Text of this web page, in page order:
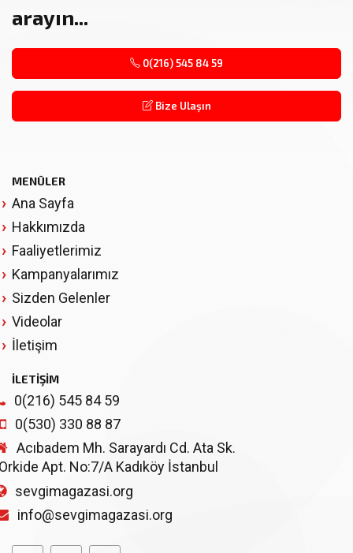
arayın...
0(216) 545 84 59
Bize Ulaşın
MENÜLER
Ana Sayfa
Hakkımızda
Faaliyetlerimiz
Kampanyalarımız
Sizden Gelenler
Videolar
İletişim
İLETİŞİM
0(216) 545 84 59
0(530) 330 88 87
Acıbadem Mh. Sarayardı Cd. Ata Sk.
Apt. No:7/A Kadıköy İstanbul
sevgimagazasi.org
info@sevgimagazasi.org